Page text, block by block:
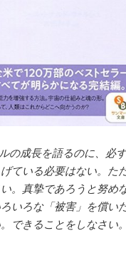
の成長を語るのに、必
ている必要はない。た
。真摯であろうと努め
いろな「被害」を償い
できることをしなさい